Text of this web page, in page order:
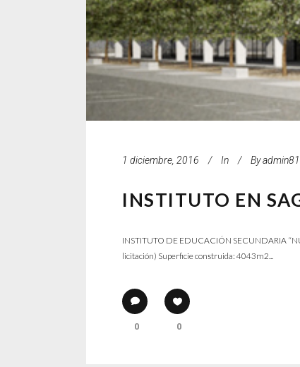
1 diciembre, 2016 In By
INSTITUTO EN
INSTITUTO DE EDUCACIÓN SECUNDARIA
licitación) Superficie construida: 4043m2...
0 0